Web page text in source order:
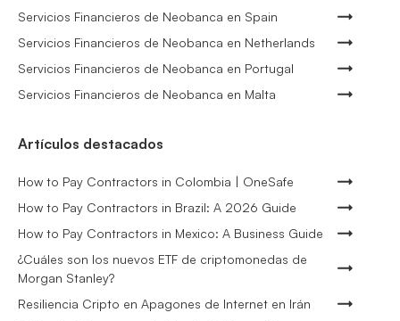
Servicios Financieros de Neobanca en Spain
Servicios Financieros de Neobanca en Netherlands
Servicios Financieros de Neobanca en Portugal
Servicios Financieros de Neobanca en Malta
Artículos destacados
How to Pay Contractors in Colombia | OneSafe
How to Pay Contractors in Brazil: A 2026 Guide
How to Pay Contractors in Mexico: A Business Guide
¿Cuáles son los nuevos ETF de criptomonedas de
Morgan Stanley?
Resiliencia Cripto en Apagones de Internet en Irán